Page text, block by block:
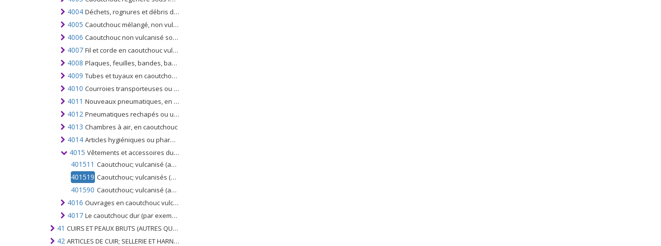
4004 Déchets, rognures et débris de caoutchouc (autres que le caoutchouc dur) et poudres et granulés obtenus à partir de ceux-ci
4005 Caoutchouc mélangé, non vulcanisé, sous formes primaires ou en plaques, feuilles ou bandes
4006 Caoutchouc non vulcanisé sous d'autres formes (par exemple tiges, tubes et profilés) et articles (par exemple disques et bagues)
4007 Fil et corde en caoutchouc vulcanisé
4008 Plaques, feuilles, bandes, baguettes et profilés, en caoutchouc vulcanisé non durci
4009 Tubes et tuyaux en caoutchouc vulcanisé non durci, avec ou sans leurs accessoires (joints, coudes, brides, par exemple)
4010 Courroies transporteuses ou de transmission, en caoutchouc vulcanisé
4011 Nouveaux pneumatiques, en caoutchouc
4012 Pneumatiques rechapés ou usagés en caoutchouc; pneumatiques pleins ou coussinés, bandes de roulement et bandages pneumatiques, en caoutchouc
4013 Chambres à air, en caoutchouc
4014 Articles hygiéniques ou pharmaceutiques, y compris les tétines, en caoutchouc vulcanisé non durci, avec ou sans garnitures en caoutchouc dur
4015 Vêtements et accessoires du vêtement (y compris les gants, mitaines et moufles), à toutes fins, en caoutchouc vulcanisé non durci
401511 Caoutchouc; vulcanisé (autre que le caoutchouc dur), gants chirurgicaux
401519 Caoutchouc; vulcanisés (autres que les caoutchoucs durs), gants, mitaines et mitaines autres que les gants chirurgicaux
401590 Caoutchouc; vulcanisé (autre que le caoutchouc dur), vêtements et accessoires du vêtement (autres que gants, mitaines et mitaines)
4016 Ouvrages en caoutchouc vulcanisé non durci, n.c.a. au chapitre 40
4017 Le caoutchouc dur (par exemple l'ébonite) sous toutes ses formes, y compris les déchets et débris; articles en caoutchouc dur
41 CUIRS ET PEAUX BRUTS (AUTRES QUE PÂTEAUX) ET CUIR
42 ARTICLES DE CUIR; SELLERIE ET ​​HARNAIS; ARTICLES DE VOYAGE, SACS À MAIN ET RÉCIPIENTS ANALOGUES; ARTICLES DE GUT ANIMAL (AUTRE QUE GUT DE SOIE-VERT)